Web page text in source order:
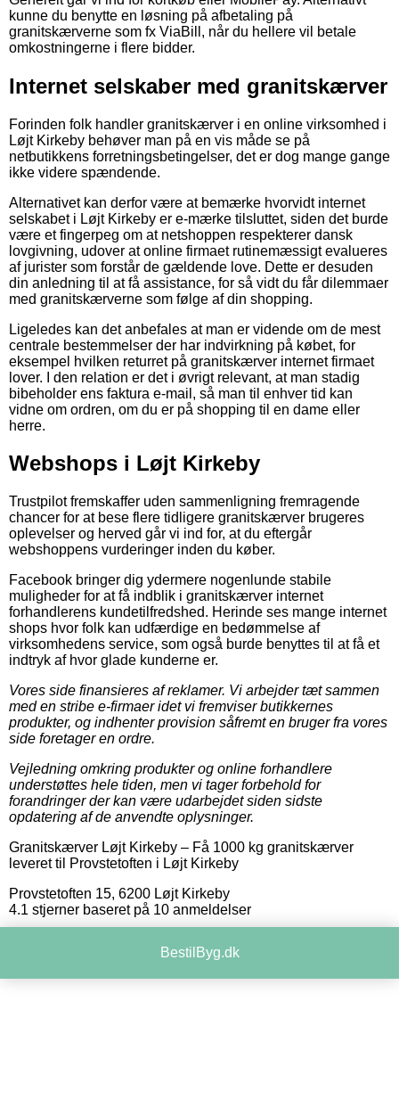
kunne du benytte en løsning på afbetaling på
granitskærverne som fx ViaBill, når du hellere vil betale
omkostningerne i flere bidder.
Internet selskaber med granitskærver
Forinden folk handler granitskærver i en online virksomhed i
Løjt Kirkeby behøver man på en vis måde se på
netbutikkens forretningsbetingelser, det er dog mange gange
ikke videre spændende.
Alternativet kan derfor være at bemærke hvorvidt internet
selskabet i Løjt Kirkeby er e-mærke tilsluttet, siden det burde
være et fingerpeg om at netshoppen respekterer dansk
lovgivning, udover at online firmaet rutinemæssigt evalueres
af jurister som forstår de gældende love. Dette er desuden
din anledning til at få assistance, for så vidt du får dilemmaer
med granitskærverne som følge af din shopping.
Ligeledes kan det anbefales at man er vidende om de mest
centrale bestemmelser der har indvirkning på købet, for
eksempel hvilken returret på granitskærver internet firmaet
lover. I den relation er det i øvrigt relevant, at man stadig
bibeholder ens faktura e-mail, så man til enhver tid kan
vidne om ordren, om du er på shopping til en dame eller
herre.
Webshops i Løjt Kirkeby
Trustpilot fremskaffer uden sammenligning fremragende
chancer for at bese flere tidligere granitskærver brugeres
oplevelser og herved går vi ind for, at du eftergår
webshoppens vurderinger inden du køber.
Facebook bringer dig ydermere nogenlunde stabile
muligheder for at få indblik i granitskærver internet
forhandlerens kundetilfredshed. Herinde ses mange internet
shops hvor folk kan udfærdige en bedømmelse af
virksomhedens service, som også burde benyttes til at få et
indtryk af hvor glade kunderne er.
Vores side finansieres af reklamer. Vi arbejder tæt sammen
med en stribe e-firmaer idet vi fremviser butikkernes
produkter, og indhenter provision såfremt en bruger fra vores
side foretager en ordre.
Vejledning omkring produkter og online forhandlere
understøttes hele tiden, men vi tager forbehold for
forandringer der kan være udarbejdet siden sidste
opdatering af de anvendte oplysninger.
Granitskærver Løjt Kirkeby – Få 1000 kg granitskærver
leveret til Provstetoften i Løjt Kirkeby
Provstetoften 15, 6200 Løjt Kirkeby
4.1 stjerner baseret på 10 anmeldelser
BestilByg.dk